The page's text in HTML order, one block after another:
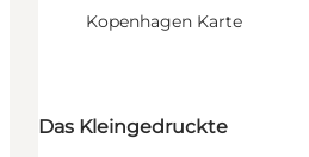
Kopenhagen Karte
Das Kleingedruckte